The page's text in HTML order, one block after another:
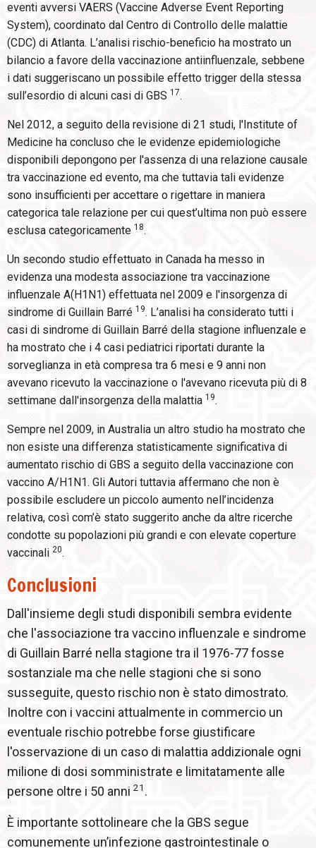
eventi avversi VAERS (Vaccine Adverse Event Reporting
System), coordinato dal Centro di Controllo delle malattie
(CDC) di Atlanta. L’analisi rischio-beneficio ha mostrato un
bilancio a favore della vaccinazione antiinfluenzale, sebbene
i dati suggeriscano un possibile effetto trigger della stessa
sull’esordio di alcuni casi di GBS 17.
Nel 2012, a seguito della revisione di 21 studi, l'Institute of
Medicine ha concluso che le evidenze epidemiologiche
disponibili depongono per l'assenza di una relazione causale
tra vaccinazione ed evento, ma che tuttavia tali evidenze
sono insufficienti per accettare o rigettare in maniera
categorica tale relazione per cui quest’ultima non può essere
esclusa categoricamente 18.
Un secondo studio effettuato in Canada ha messo in
evidenza una modesta associazione tra vaccinazione
influenzale A(H1N1) effettuata nel 2009 e l'insorgenza di
sindrome di Guillain Barré 19. L’analisi ha considerato tutti i
casi di sindrome di Guillain Barré della stagione influenzale e
ha mostrato che i 4 casi pediatrici riportati durante la
sorveglianza in età compresa tra 6 mesi e 9 anni non
avevano ricevuto la vaccinazione o l'avevano ricevuta più di 8
settimane dall'insorgenza della malattia 19.
Sempre nel 2009, in Australia un altro studio ha mostrato che
non esiste una differenza statisticamente significativa di
aumentato rischio di GBS a seguito della vaccinazione con
vaccino A/H1N1. Gli Autori tuttavia affermano che non è
possibile escludere un piccolo aumento nell’incidenza
relativa, così com’è stato suggerito anche da altre ricerche
condotte su popolazioni più grandi e con elevate coperture
vaccinali 20.
Conclusioni
Dall'insieme degli studi disponibili sembra evidente
che l'associazione tra vaccino influenzale e sindrome
di Guillain Barré nella stagione tra il 1976-77 fosse
sostanziale ma che nelle stagioni che si sono
susseguite, questo rischio non è stato dimostrato.
Inoltre con i vaccini attualmente in commercio un
eventuale rischio potrebbe forse giustificare
l'osservazione di un caso di malattia addizionale ogni
milione di dosi somministrate e limitatamente alle
persone oltre i 50 anni 21 .
È importante sottolineare che la GBS segue
comunemente un’infezione gastrointestinale o